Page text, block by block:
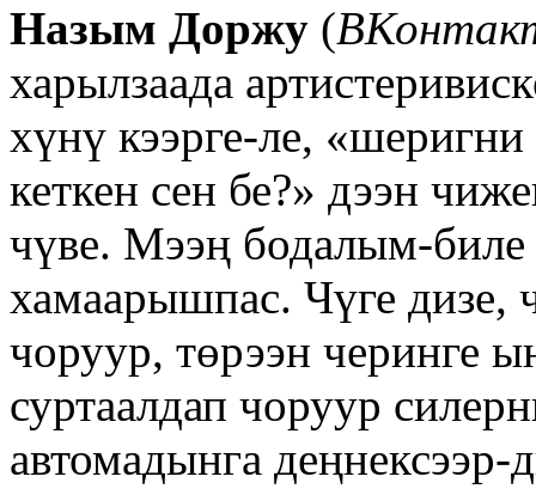
Назым Доржу (
харылзаада
хүнү кээрге-ле,
кеткен сен бе?» дээн
чүве. Мээң бодалым-
хамаарышпас. Чүге дизе,
чоруур, төрээн черинге
суртаалдап чоруур
автомадынга